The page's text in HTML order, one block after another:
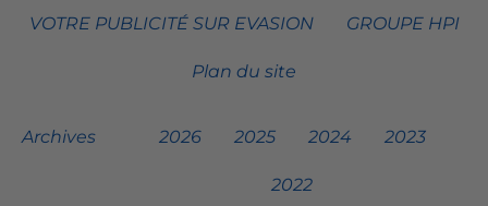
VOTRE PUBLICITÉ SUR EVASION GROUPE HPI
Plan du site
Archives 2026 2025 2024 2023
2022